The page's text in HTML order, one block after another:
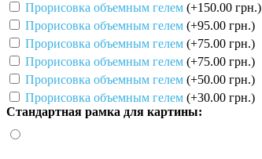
Прорисовка объемным гелем (+150.00 грн.)
Прорисовка объемным гелем (+95.00 грн.)
Прорисовка объемным гелем (+75.00 грн.)
Прорисовка объемным гелем (+75.00 грн.)
Прорисовка объемным гелем (+50.00 грн.)
Прорисовка объемным гелем (+30.00 грн.)
Стандартная рамка для картины: